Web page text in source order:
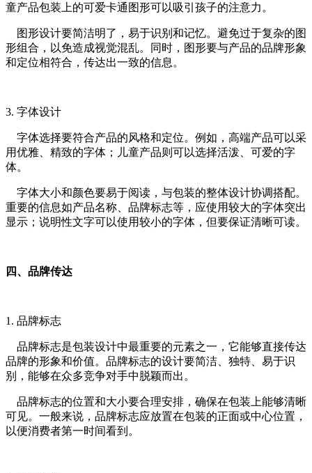
童产品包装上的可爱卡通图形可以吸引孩子的注意力。
图形设计要简洁明了，易于识别和记忆。避免过于复杂的图
形组合，以免造成视觉混乱。同时，图形要与产品的品牌形象
和定位相符合，传达出一致的信息。
3. 字体设计
字体选择要符合产品的风格和定位。例如，高端产品可以采
用优雅、精致的字体；儿童产品则可以选择活泼、可爱的字
体。
字体大小和颜色要易于阅读，与包装的整体设计协调搭配。
重要的信息如产品名称、品牌标志等，应使用较大的字体突出
显示；说明性文字可以使用较小的字体，但要保证清晰可读。
四、品牌传达
1. 品牌标志
品牌标志是包装设计中最重要的元素之一，它能够直接传达
品牌的形象和价值。品牌标志的设计要简洁、独特、易于识
别，能够在众多竞争对手中脱颖而出。
品牌标志的位置和大小要合理安排，确保在包装上能够清晰
可见。一般来说，品牌标志应放置在包装的正面或中心位置，
以便消费者第一时间看到。